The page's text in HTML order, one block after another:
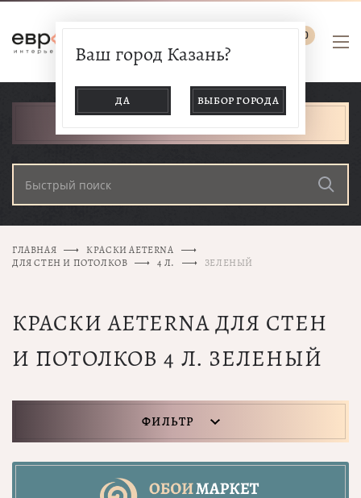
0
Ваш город Казань?
ДА ВЫБОР ГОРОДА
ГЛАВНАЯ
КРАСКИ AETERNA
ДЛЯ СТЕН И ПОТОЛКОВ
4 Л. ЗЕЛЕНЫЙ
КРАСКИ AETERNA ДЛЯ СТЕН
И ПОТОЛКОВ 4 Л. ЗЕЛЕНЫЙ
ФИЛЬТР